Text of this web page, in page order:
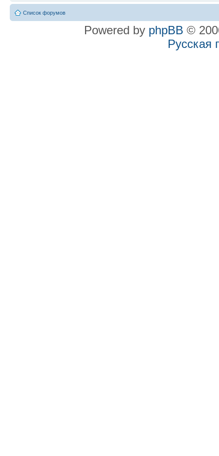
Список форумов
Powered by phpBB ©
Русская